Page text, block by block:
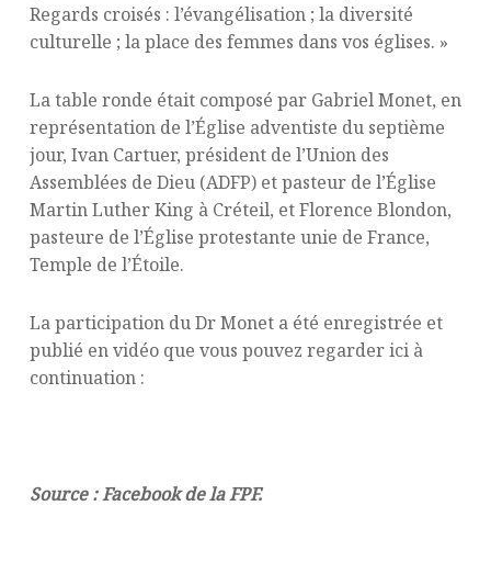
Regards croisés : l’évangélisation ; la diversité
culturelle ; la place des femmes dans vos églises. »
La table ronde était composé par Gabriel Monet, en
représentation de l’Église adventiste du septième
jour, Ivan Cartuer, président de l’Union des
Assemblées de Dieu (ADFP) et pasteur de l’Église
Martin Luther King à Créteil, et Florence Blondon,
pasteure de l’Église protestante unie de France,
Temple de l’Étoile.
La participation du Dr Monet a été enregistrée et
publié en vidéo que vous pouvez regarder ici à
continuation :
Source : Facebook de la FPF.